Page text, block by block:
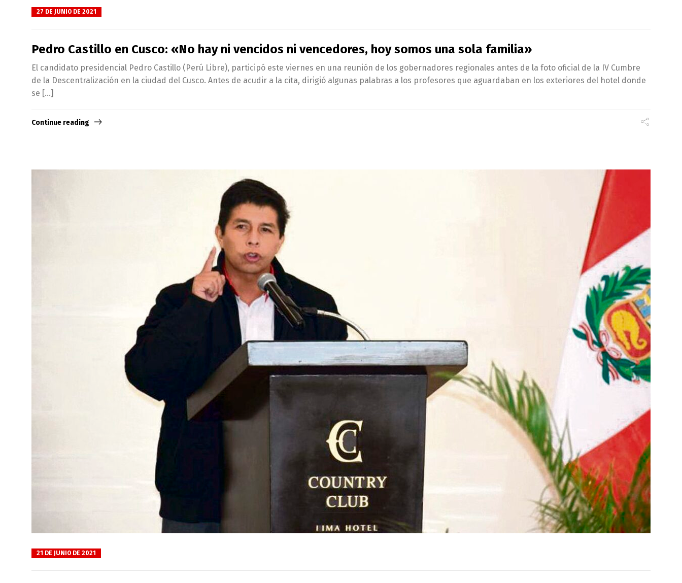
27 DE JUNIO DE 2021
Pedro Castillo en Cusco: «No hay ni vencidos ni vencedores, hoy somos una sola familia»
El candidato presidencial Pedro Castillo (Perú Libre), participó este viernes en una reunión de los gobernadores regionales antes de la foto oficial de la IV Cumbre
de la Descentralización en la ciudad del Cusco. Antes de acudir a la cita, dirigió algunas palabras a los profesores que aguardaban en los exteriores del hotel donde
se […]
Continue reading
21 DE JUNIO DE 2021